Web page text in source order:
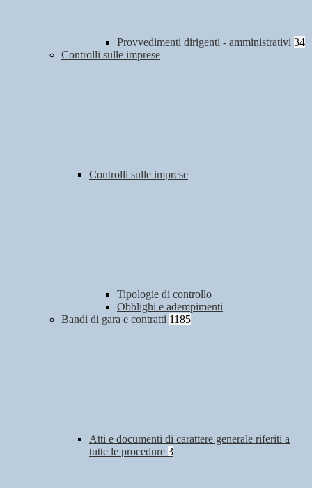
Provvedimenti dirigenti - amministrativi 34
Controlli sulle imprese
Controlli sulle imprese
Tipologie di controllo
Obblighi e adempimenti
Bandi di gara e contratti 1185
Atti e documenti di carattere generale riferiti a
tutte le procedure 3